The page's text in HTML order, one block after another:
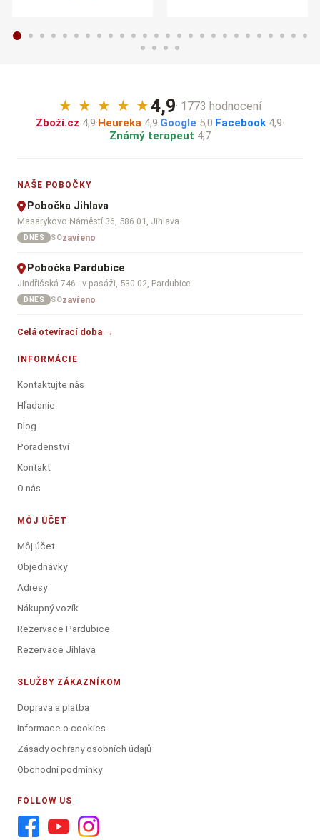
★ ★ ★ ★ ★4,9· 1773 hodnocení
Zboží.cz 4,9·Heureka 4,9·Google 5,0·Facebook 4,9·
Známý terapeut 4,7
NAŠE POBOČKY
Pobočka Jihlava
Masarykovo Náměstí 36, 586 01, Jihlava
DNES SOzavřeno
Pobočka Pardubice
Jindřišská 746 - v pasáži, 530 02, Pardubice
DNES SOzavřeno
Celá otevírací doba →
INFORMÁCIE
Kontaktujte nás
Hľadanie
Blog
Poradenství
Kontakt
O nás
MÔJ ÚČET
Môj účet
Objednávky
Adresy
Nákupný vozík
Rezervace Pardubice
Rezervace Jihlava
SLUŽBY ZÁKAZNÍKOM
Doprava a platba
Informace o cookies
Zásady ochrany osobních údajů
Obchodní podmínky
FOLLOW US